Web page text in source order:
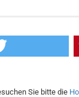
Sie bitte die